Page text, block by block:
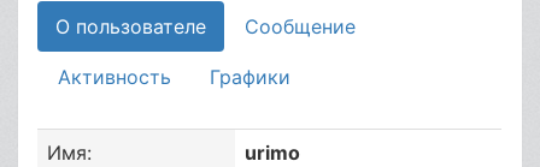
О пользователе Сообщение
Активность Графики
Имя:
urimo